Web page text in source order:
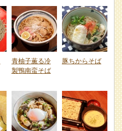
青柚子薫る冷
製鴨南蛮そば
豚ちからそば